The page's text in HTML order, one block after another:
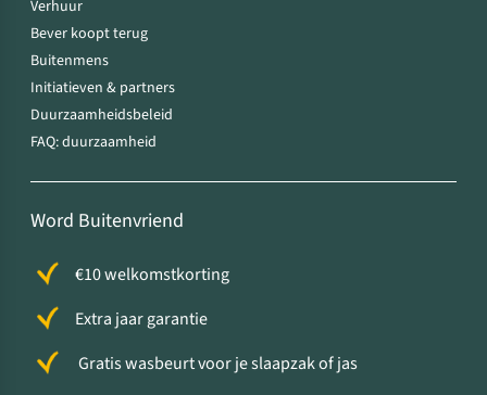
Verhuur
Bever koopt terug
Buitenmens
Initiatieven & partners
Duurzaamheidsbeleid
FAQ: duurzaamheid
Word Buitenvriend
€10 welkomstkorting
Extra jaar garantie
Gratis wasbeurt voor je slaapzak of jas